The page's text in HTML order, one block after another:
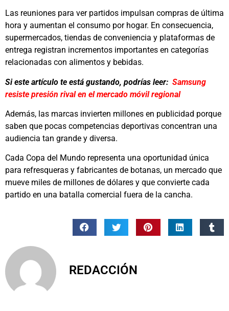
Las reuniones para ver partidos impulsan compras de última
hora y aumentan el consumo por hogar. En consecuencia,
supermercados, tiendas de conveniencia y plataformas de
entrega registran incrementos importantes en categorías
relacionadas con alimentos y bebidas.
Si este artículo te está gustando, podrías leer: Samsung
resiste presión rival en el mercado móvil regional
Además, las marcas invierten millones en publicidad porque
saben que pocas competencias deportivas concentran una
audiencia tan grande y diversa.
Cada Copa del Mundo representa una oportunidad única
para refresqueras y fabricantes de botanas, un mercado que
mueve miles de millones de dólares y que convierte cada
partido en una batalla comercial fuera de la cancha.
REDACCIÓN